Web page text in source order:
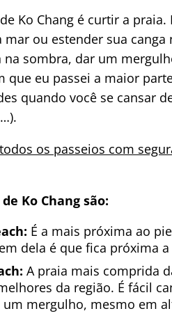
Ko Chang é curtir a
ou estender sua
sombra, dar um
que eu passei a maior
quando você se cansar
os passeios com
Ko Chang são:
É a mais próxima ao
dela é que fica próxima
A praia mais comprida
da região. É fácil
mergulho, mesmo em